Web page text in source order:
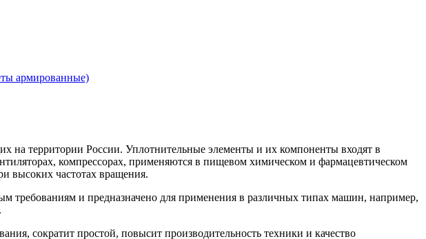
армированные)
территории России. Уплотнительные элементы и их компоненты входят в
компрессорах, применяются в пищевом химическом и фармацевтическом
высоких частотах вращения.
требованиям и предназначено для применения в различных типах машин, например,
сократит простой, повысит производительность техники и качество